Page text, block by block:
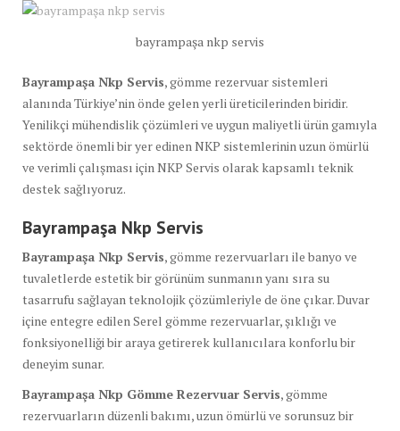
bayrampaşa nkp servis
Bayrampaşa Nkp Servis, gömme rezervuar sistemleri
alanında Türkiye’nin önde gelen yerli üreticilerinden biridir.
Yenilikçi mühendislik çözümleri ve uygun maliyetli ürün gamıyla
sektörde önemli bir yer edinen NKP sistemlerinin uzun ömürlü
ve verimli çalışması için NKP Servis olarak kapsamlı teknik
destek sağlıyoruz.
Bayrampaşa Nkp Servis
Bayrampaşa Nkp Servis, gömme rezervuarları ile banyo ve
tuvaletlerde estetik bir görünüm sunmanın yanı sıra su
tasarrufu sağlayan teknolojik çözümleriyle de öne çıkar. Duvar
içine entegre edilen Serel gömme rezervuarlar, şıklığı ve
fonksiyonelliği bir araya getirerek kullanıcılara konforlu bir
deneyim sunar.
Bayrampaşa Nkp Gömme Rezervuar Servis, gömme
rezervuarların düzenli bakımı, uzun ömürlü ve sorunsuz bir